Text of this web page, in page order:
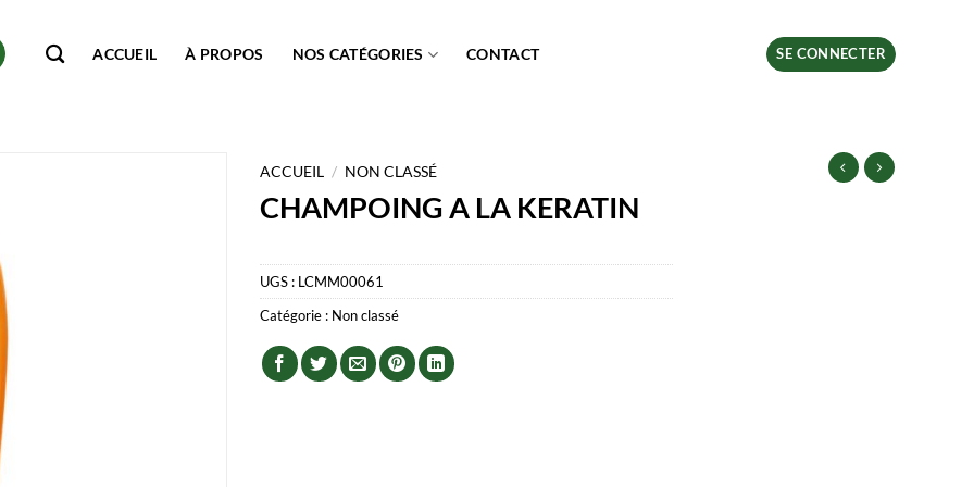
ACCUEIL À PROPOS NOS CATÉGORIES CONTACT SE CONNECTER
ACCUEIL / NON CLASSÉ
CHAMPOING A LA KERATIN
UGS : LCMM00061
Catégorie : Non classé